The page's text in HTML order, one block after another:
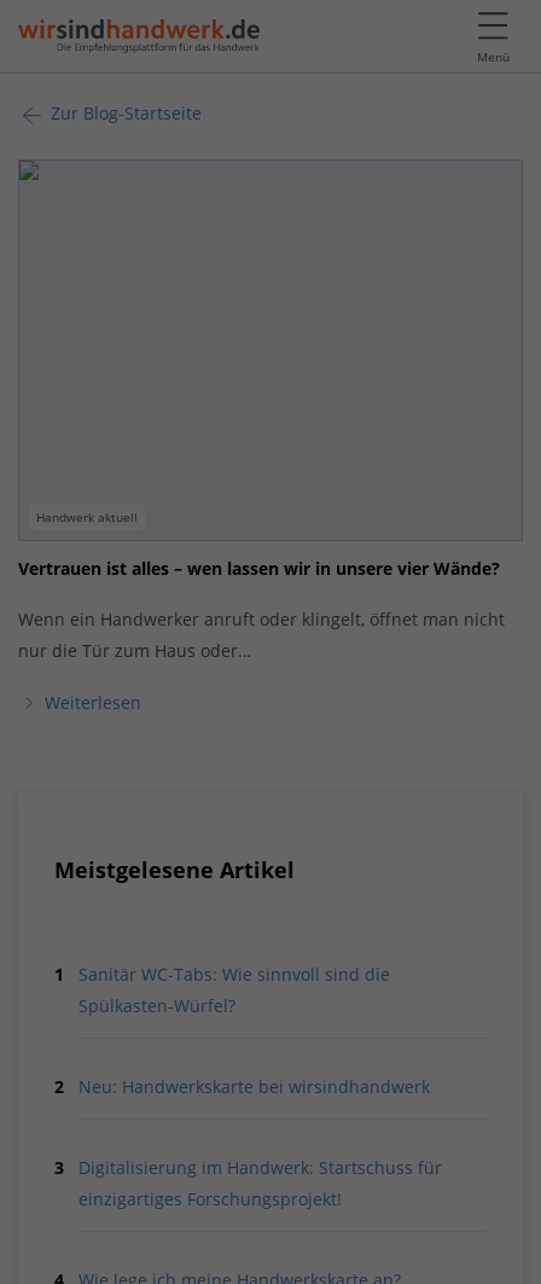
Menü
Zur Blog-Startseite
Handwerk aktuell
Vertrauen ist alles – wen lassen wir in unsere vier Wände?
Wenn ein Handwerker anruft oder klingelt, öffnet man nicht
nur die Tür zum Haus oder…
Weiterlesen
Meistgelesene Artikel
Sanitär WC-Tabs: Wie sinnvoll sind die
Spülkasten-Würfel?
Neu: Handwerkskarte bei wirsindhandwerk
Digitalisierung im Handwerk: Startschuss für
einzigartiges Forschungsprojekt!